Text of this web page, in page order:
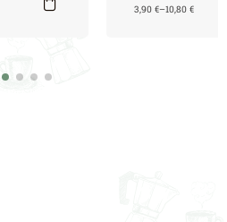
3,90€–10,80€